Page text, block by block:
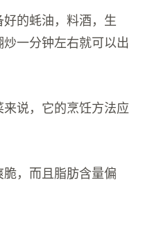
的蚝油，料酒，生
一分钟左右就可以出
说，它的烹饪方法应
，而且脂肪含量偏